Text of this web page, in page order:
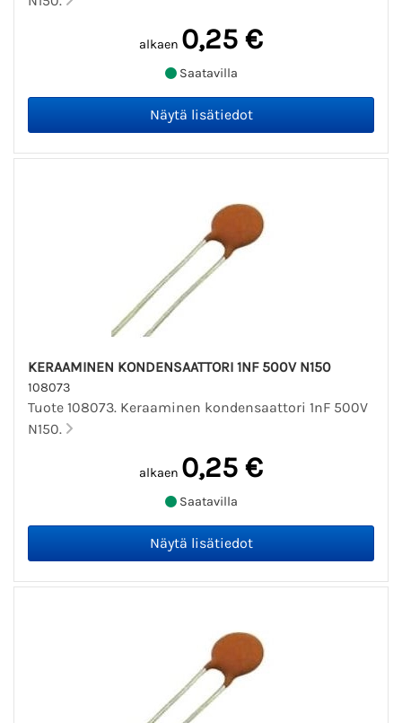
alkaen 0,25 €
Saatavilla
KERAAMINEN KONDENSAATTORI 1NF 500V N150
108073
Tuote 108073. Keraaminen kondensaattori 1nF 500V
N150.
alkaen 0,25 €
Saatavilla